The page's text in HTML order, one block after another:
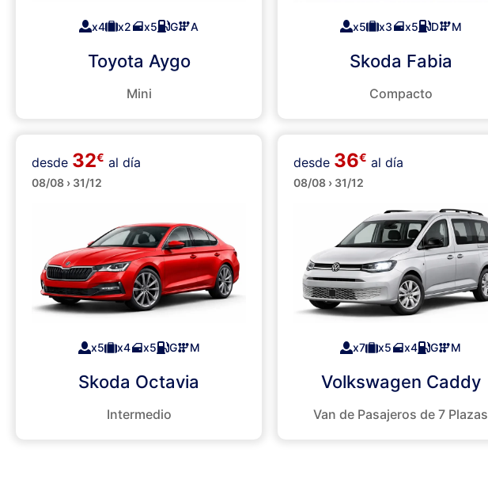
x4 x2 x5 G A
Toyota Aygo
Mini
x5 x3 x5 D M
Skoda Fabia
Compacto
Grandes
desde 32€ al día
08/08 › 31/12
x5 x4 x5 G M
Skoda Octavia
Intermedio
Minibuses
desde 36€ al día
08/08 › 31/12
x7 x5 x4 G M
Volkswagen Caddy
Van de Pasajeros de 7 Plazas